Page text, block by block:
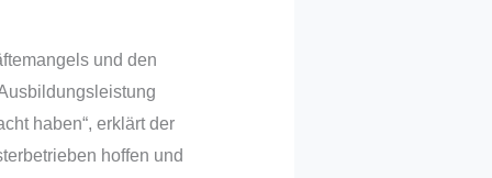
und den
haben“, erklärt der
hoffen und